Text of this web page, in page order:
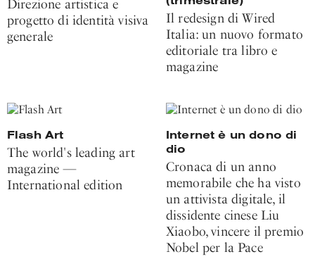
Direzione artistica e
progetto di identità visiva
generale
Il redesign di Wired
Italia: un nuovo formato
editoriale tra libro e
magazine
Flash Art
The world's leading art
magazine —
International edition
Internet è un dono di
dio
Cronaca di un anno
memorabile che ha visto
un attivista digitale, il
dissidente cinese Liu
Xiaobo, vincere il premio
Nobel per la Pace